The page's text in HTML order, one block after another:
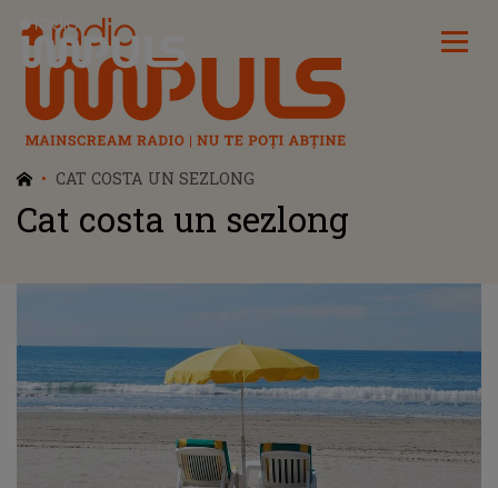
Radio Impuls
CAT COSTA UN SEZLONG
Cat costa un sezlong